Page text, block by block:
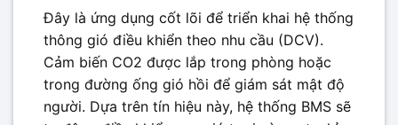
Đây là ứng dụng cốt lõi để triển khai hệ thống
thông gió điều khiển theo nhu cầu (DCV).
Cảm biến CO2 được lắp trong phòng hoặc
trong đường ống gió hồi để giám sát mật độ
người. Dựa trên tín hiệu này, hệ thống BMS sẽ